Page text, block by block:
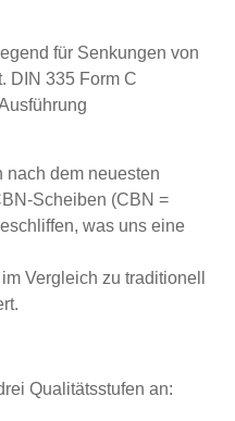
für Senkungen von
DIN 335 Form C
nach dem neuesten
Scheiben (CBN =
was uns eine
Vergleich zu traditionell
Qualitätsstufen an: